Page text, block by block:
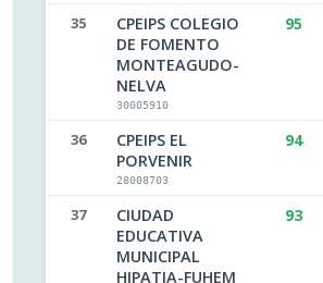
35
CPEIPS COLEGIO
DE FOMENTO
MONTEAGUDO-
NELVA
30005910
95
36
CPEIPS EL
PORVENIR
28008703
94
37
CIUDAD
EDUCATIVA
MUNICIPAL
HIPATIA-FUHEM
93